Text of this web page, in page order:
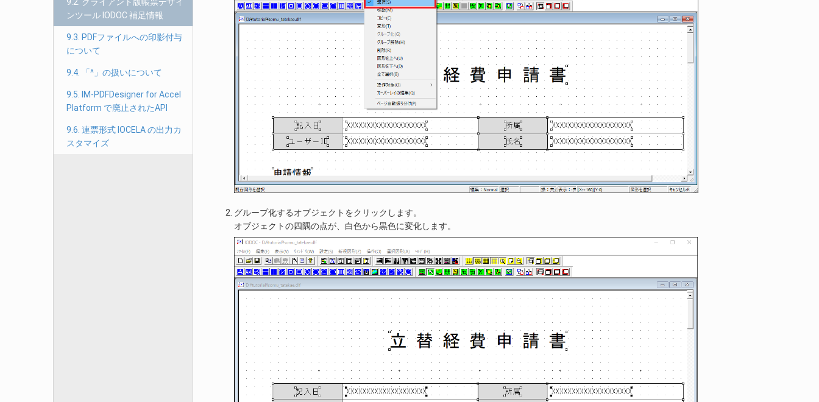
ンツール IODOC 補足情報
9.3. PDFファイルへの印影付与
について
9.4. 「^」の扱いについて
9.5. IM-PDFDesigner for Accel
Platform で廃止されたAPI
9.6. 連票形式 IOCELA の出力カ
スタマイズ
グループ化するオブジェクトをクリックします。
オブジェクトの四隅の点が、白色から黒色に変化します。